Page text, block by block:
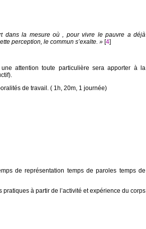
dans la mesure où , pour vivre le pauvre a déjà
perception, le commun s’exalte. » [4]
attention toute particulière sera apporter à la
de travail. ( 1h, 20m, 1 journée)
de représentation temps de paroles temps de
à partir de l’activité et expérience du corps